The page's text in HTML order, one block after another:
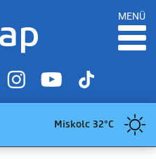
MENÜ
Miskolc 32°C